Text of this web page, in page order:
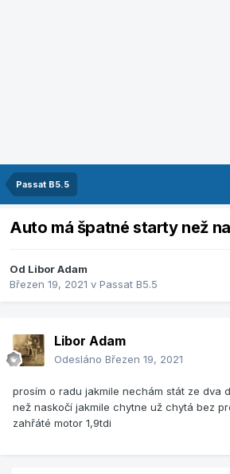
Passat B5.5
Auto má špatné starty než
Od Libor Adam
Březen 19, 2021 v Passat B5.5
Libor Adam
Odesláno Březen 19, 2021
prosím o radu jakmile nechám stát ze dva
než naskočí jakmile chytne už chytá bez
zahřáté motor 1,9tdi